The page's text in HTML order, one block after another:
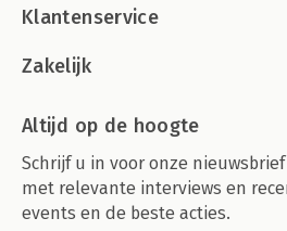
Klantenservice
Zakelijk
Altijd op de hoogte
Schrijf u in voor onze
met relevante interviews en
events en de beste acties.